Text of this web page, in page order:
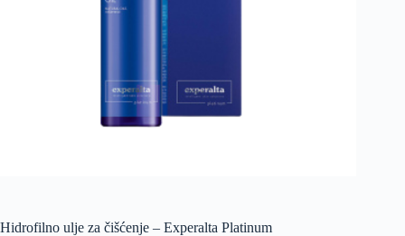
Hidrofilno ulje za čišćenje – Experalta Platinum